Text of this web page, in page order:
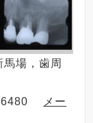
場，歯周
6480
メー